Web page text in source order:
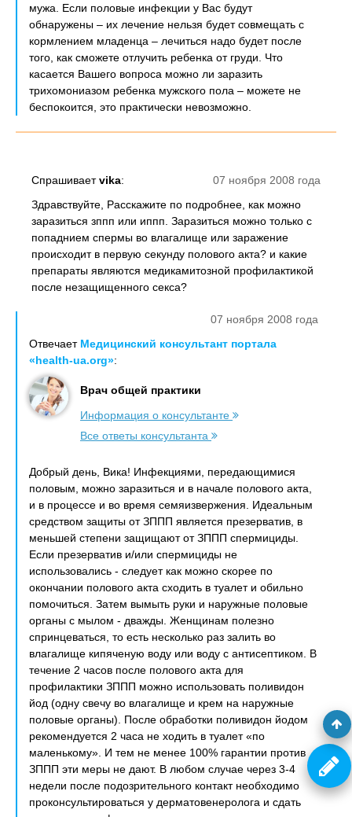
мужа. Если половые инфекции у Вас будут
обнаружены – их лечение нельзя будет совмещать с
кормлением младенца – лечиться надо будет после
того, как сможете отлучить ребенка от груди. Что
касается Вашего вопроса можно ли заразить
трихомониазом ребенка мужского пола – можете не
беспокоится, это практически невозможно.
07 ноября 2008 года
Спрашиваетvika:
Здравствуйте, Расскажите по подробнее, как можно
заразиться зппп или иппп. Заразиться можно только с
попаднием спермы во влагалище или заражение
происходит в первую секунду полового акта? и какие
препараты являются медикамитозной профилактикой
после незащищенного секса?
07 ноября 2008 года
Отвечает Медицинский консультант портала
«health-ua.org»:
Врач общей практики
Информация о консультанте
Все ответы консультанта
Добрый день, Вика! Инфекциями, передающимися
половым, можно заразиться и в начале полового акта,
и в процессе и во время семяизвержения. Идеальным
средством защиты от ЗППП является презерватив, в
меньшей степени защищают от ЗППП спермициды.
Если презерватив и/или спермициды не
использовались - следует как можно скорее по
окончании полового акта сходить в туалет и обильно
помочиться. Затем вымыть руки и наружные половые
органы с мылом - дважды. Женщинам полезно
спринцеваться, то есть несколько раз залить во
влагалище кипяченую воду или воду с антисептиком. В
течение 2 часов после полового акта для
профилактики ЗППП можно использовать поливидон
йод (одну свечу во влагалище и крем на наружные
половые органы). После обработки поливидон йодом
рекомендуется 2 часа не ходить в туалет «по
маленькому». И тем не менее 100% гарантии против
ЗППП эти меры не дают. В любом случае через 3-4
недели после подозрительного контакт необходимо
проконсультироваться у дерматовенеролога и сдать